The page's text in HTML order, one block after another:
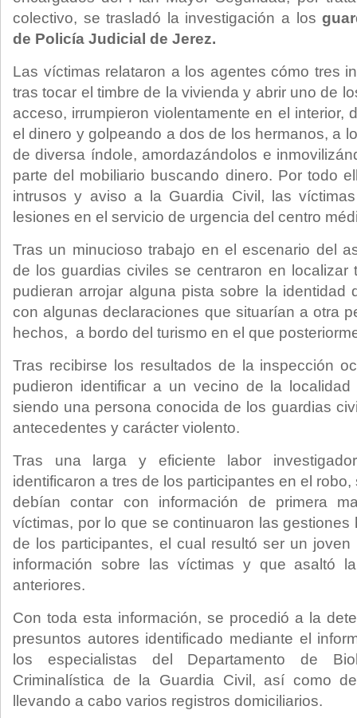
colectivo, se trasladó la investigación a los
de Policía Judicial de Jerez.
Las víctimas relataron a los agentes cómo tres
tras tocar el timbre de la vivienda y abrir uno de
acceso, irrumpieron violentamente en el interior,
el dinero y golpeando a dos de los hermanos, a
de diversa índole, amordazándolos e
parte del mobiliario buscando dinero. Por todo
intrusos y aviso a la Guardia Civil, las
lesiones en el servicio de urgencia del centro
Tras un minucioso trabajo en el escenario del
de los guardias civiles se centraron en localizar
pudieran arrojar alguna pista sobre la identidad
con algunas declaraciones que situarían a otra
hechos, a bordo del turismo en el que
Tras recibirse los resultados de la inspección
pudieron identificar a un vecino de la
siendo una persona conocida de los guardias
antecedentes y carácter violento.
Tras una larga y eficiente labor
identificaron a tres de los participantes en el
debían contar con información de primera
víctimas, por lo que se continuaron las gestiones
de los participantes, el cual resultó ser un
información sobre las víctimas y que asaltó
anteriores.
Con toda esta información, se procedió a la
presuntos autores identificado mediante el
los especialistas del Departamento de
Criminalística de la Guardia Civil, así como
llevando a cabo varios registros domiciliarios.